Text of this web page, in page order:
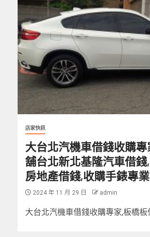
店家快訊
大台北汽機車借錢收購
舖台北新北基隆汽車借錢
房地產借錢,收購手錶專
2024 年 11 月 29 日 admin
大台北汽機車借錢收購專家,板橋板